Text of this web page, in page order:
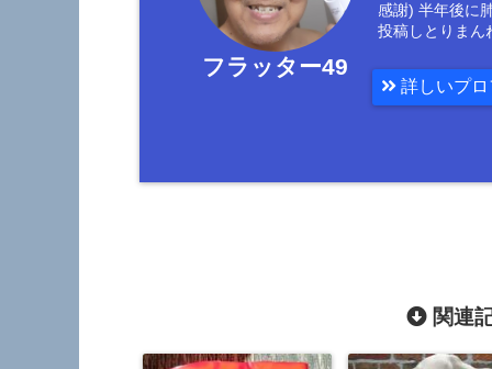
フラッター49
感謝) 半年後に
投稿しとりまん
詳しいプ
関連